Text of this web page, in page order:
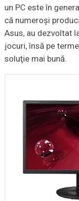
un PC este în
că numeroşi
Asus, au dezvoltat
jocuri, însă pe
soluţie mai bună.